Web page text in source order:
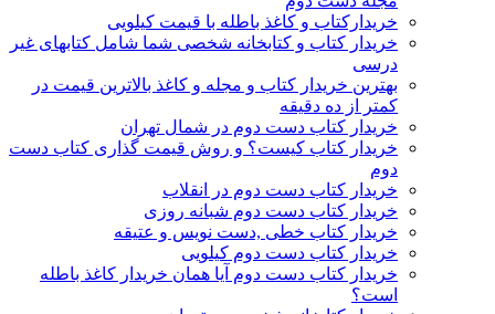
خریدارکتاب و کاغذ باطله با قیمت کیلویی
خریدار کتاب و کتابخانه شخصی شما شامل کتابهای غیر
درسی
بهترین خریدار کتاب و مجله و کاغذ بالاترین قیمت در
کمتر از ده دقیقه
خریدار کتاب دست دوم در شمال تهران
خریدار کتاب کیست؟ و روش قیمت گذاری کتاب دست
دوم
خریدار کتاب دست دوم در انقلاب
خریدار کتاب دست دوم شبانه روزی
خریدار کتاب خطی ,دست نویس و عتیقه
خریدار کتاب دست دوم کیلویی
خریدار کتاب دست دوم آیا همان خریدار کاغذ باطله
است؟